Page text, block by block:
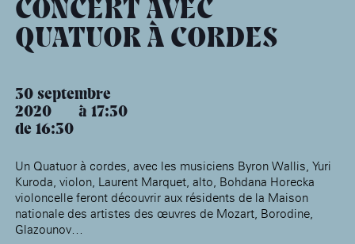
CONCERT AVEC
QUATUOR À CORDES
30 septembre
2020
de 16:30
17:30
Un Quatuor à cordes, avec les musiciens Byron Wallis, Yuri
Kuroda, violon, Laurent Marquet, alto, Bohdana Horecka
violoncelle feront découvrir aux résidents de la Maison
nationale des artistes des œuvres de Mozart, Borodine,
Glazounov…
âge, à la Maison nationale
des artistes(EHPAD)
Rotonde Balzac de l’Hôtel
Salomon de Rothschild
Jardin public de l’Hôtel